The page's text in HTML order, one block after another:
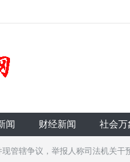
闻 财经新闻 社会万
管辖争议，举报人称司法机关干